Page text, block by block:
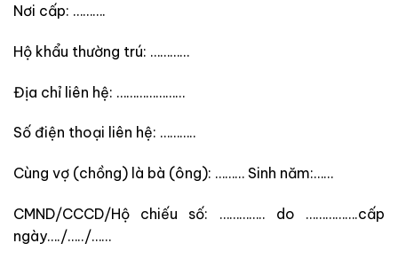
Nơi cấp: ……….
Hộ khẩu thường trú: …………
Địa chỉ liên hệ: …………………
Số điện thoại liên hệ: ………..
Cùng vợ (chồng) là bà (ông): ……… Sinh năm:……
CMND/CCCD/Hộ chiếu số: ………….. do …………….cấp
ngày…./…../……